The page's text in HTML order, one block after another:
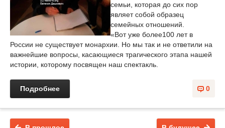
семьи, которая до сих пор
являет собой образец
семейных отношений.
«Вот уже более100 лет в
России не существует монархии. Но мы так и не ответили на
важнейшие вопросы, касающиеся трагического этапа нашей
истории, которому посвящен наш спектакль.
0
Подробнее